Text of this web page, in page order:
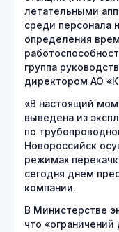
летательными
среди персонала
определения
группа
директором АО
«В настоящий
выведена из
по
Новороссийск
режимах
сегодня днем
компании.
В Министерстве
что «ограничений